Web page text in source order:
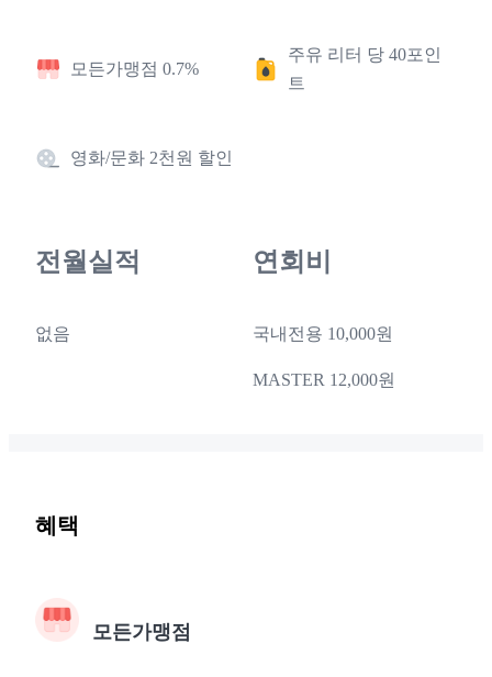
모든가맹점 0.7%
주유 리터 당 40포인
트
영화/문화 2천원 할인
전월실적
없음
연회비
국내전용 10,000원
MASTER 12,000원
혜택
모든가맹점